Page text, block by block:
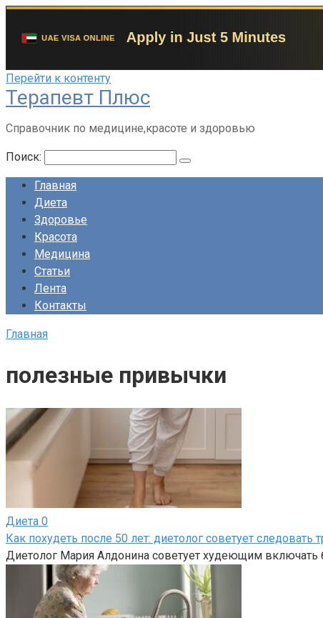
Перейти к контенту
Терапевт Плюс
Справочник по медицине,красоте и здоровью
Поиск:
Главная
Диета
Здоровье
Красота
Медицина
Статьи
Лента
Контакты
Главная
полезные привычки
Диета 0
Как похудеть после 50 лет: диетолог советует
Диетолог Мария Алдонина советует худеющим